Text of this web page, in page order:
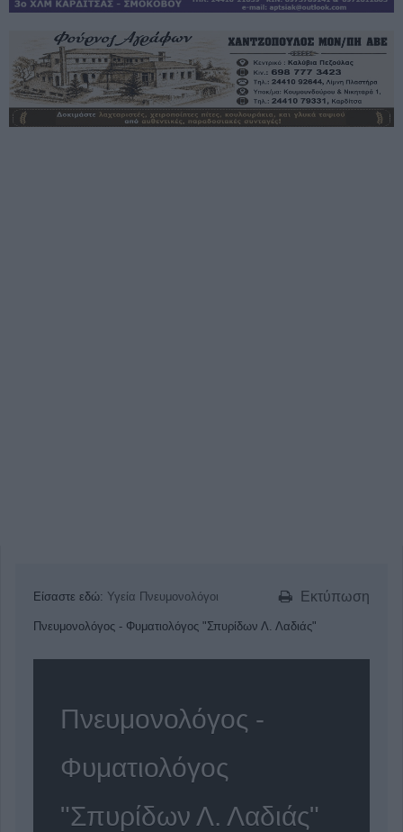
Εκτύπωση
Είσαστε εδώ: Υγεία Πνευμονολόγοι
Πνευμονολόγος - Φυματιολόγος "Σπυρίδων Λ. Λαδιάς"
Πνευμονολόγος -
Φυματιολόγος
"Σπυρίδων Λ. Λαδιάς"